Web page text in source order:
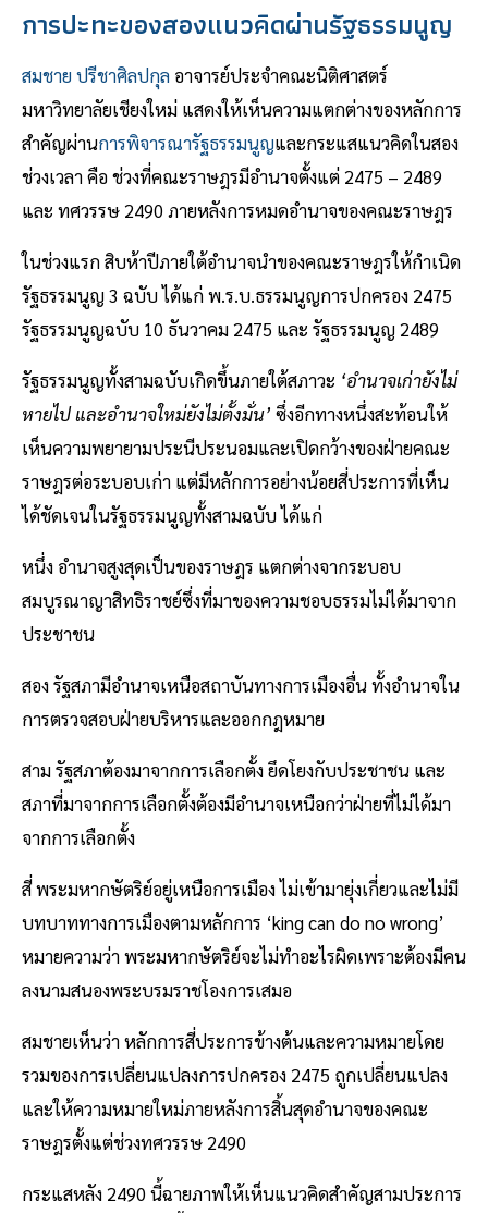
การปะทะของสองแนวคิดผ่านรัฐธรรมนูญ
สมชาย ปรีชาศิลปกุล อาจารย์ประจำคณะนิติศาสตร์
มหาวิทยาลัยเชียงใหม่ แสดงให้เห็นความแตกต่างของหลักการ
สำคัญผ่านการพิจารณารัฐธรรมนูญและกระแสแนวคิดในสอง
ช่วงเวลา คือ ช่วงที่คณะราษฎรมีอำนาจตั้งแต่ 2475 – 2489
และ ทศวรรษ 2490 ภายหลังการหมดอำนาจของคณะราษฎร
ในช่วงแรก สิบห้าปีภายใต้อำนาจนำของคณะราษฎรให้กำเนิด
รัฐธรรมนูญ 3 ฉบับ ได้แก่ พ.ร.บ.ธรรมนูญการปกครอง 2475
รัฐธรรมนูญฉบับ 10 ธันวาคม 2475 และ รัฐธรรมนูญ 2489
รัฐธรรมนูญทั้งสามฉบับเกิดขึ้นภายใต้สภาวะ ‘อำนาจเก่ายังไม่
หายไป และอำนาจใหม่ยังไม่ตั้งมั่น’ ซึ่งอีกทางหนึ่งสะท้อนให้
เห็นความพยายามประนีประนอมและเปิดกว้างของฝ่ายคณะ
ราษฎรต่อระบอบเก่า แต่มีหลักการอย่างน้อยสี่ประการที่เห็น
ได้ชัดเจนในรัฐธรรมนูญทั้งสามฉบับ ได้แก่
หนึ่ง อำนาจสูงสุดเป็นของราษฎร แตกต่างจากระบอบ
สมบูรณาญาสิทธิราชย์ซึ่งที่มาของความชอบธรรมไม่ได้มาจาก
ประชาชน
สอง รัฐสภามีอำนาจเหนือสถาบันทางการเมืองอื่น ทั้งอำนาจใน
การตรวจสอบฝ่ายบริหารและออกกฎหมาย
สาม รัฐสภาต้องมาจากการเลือกตั้ง ยึดโยงกับประชาชน และ
สภาที่มาจากการเลือกตั้งต้องมีอำนาจเหนือกว่าฝ่ายที่ไม่ได้มา
จากการเลือกตั้ง
สี่ พระมหากษัตริย์อยู่เหนือการเมือง ไม่เข้ามายุ่งเกี่ยวและไม่มี
บทบาททางการเมืองตามหลักการ ‘king can do no wrong’
หมายความว่า พระมหากษัตริย์จะไม่ทำอะไรผิดเพราะต้องมีคน
ลงนามสนองพระบรมราชโองการเสมอ
สมชายเห็นว่า หลักการสี่ประการข้างต้นและความหมายโดย
รวมของการเปลี่ยนแปลงการปกครอง 2475 ถูกเปลี่ยนแปลง
และให้ความหมายใหม่ภายหลังการสิ้นสุดอำนาจของคณะ
ราษฎรตั้งแต่ช่วงทศวรรษ 2490
กระแสหลัง 2490 นี้ฉายภาพให้เห็นแนวคิดสำคัญสามประการ